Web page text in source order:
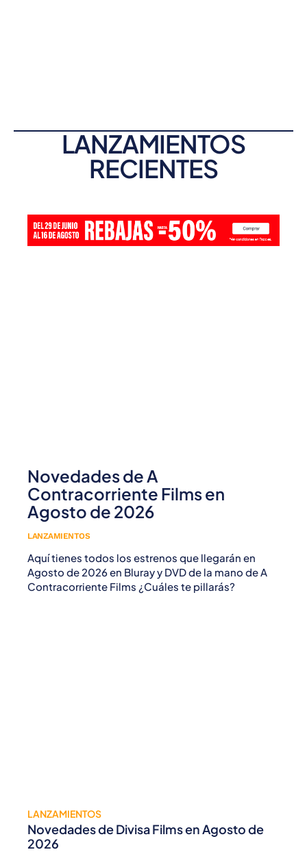
LANZAMIENTOS
RECIENTES
Novedades de A
Contracorriente Films en
Agosto de 2026
LANZAMIENTOS
Aquí tienes todos los estrenos que llegarán en
Agosto de 2026 en Bluray y DVD de la mano de A
Contracorriente Films ¿Cuáles te pillarás?
LANZAMIENTOS
Novedades de Divisa Films en Agosto de
2026